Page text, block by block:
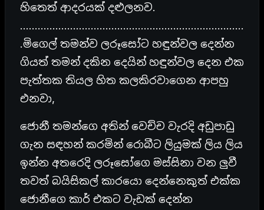
හිතෙත් ආදරයක් දළුලනව.
………………………………………………………………….
.මිගෙල් තමන්ව ලරූසෝට හඳුන්වල දෙන්න
ගියත් තමන් දකින දෙයින් හඳුන්වල දෙන එක
පැත්තක තියල හිත කලකිරවාගෙන ආපහු
එනවා,
ජොනී තමන්ගෙ අතින් වෙච්ච වැරදි අඩුපාඩු
ගැන සඳහන් කරමින් රොබීට ලියුමක් ලිය ලිය
ඉන්න අතරෙදි ලරූසෝගෙ මස්සිනා වන ලුවී
තවත් බයිසිකල් කාරයො දෙන්නෙකුත් එක්ක
ජොනීගෙ කාර් එකට වැඩක් දෙන්න